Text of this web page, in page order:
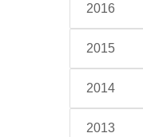
2016
2015
2014
2013